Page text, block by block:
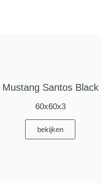
Mustang Santos Black
60x60x3
bekijken